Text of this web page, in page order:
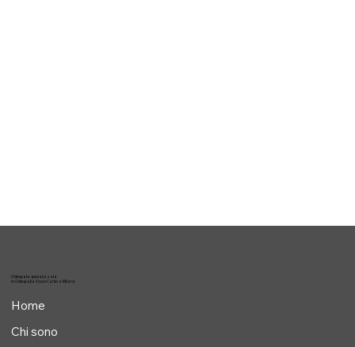
Osteopata specializzata
in Osteopatia Voce e Canto a Milano
Home
Chi sono